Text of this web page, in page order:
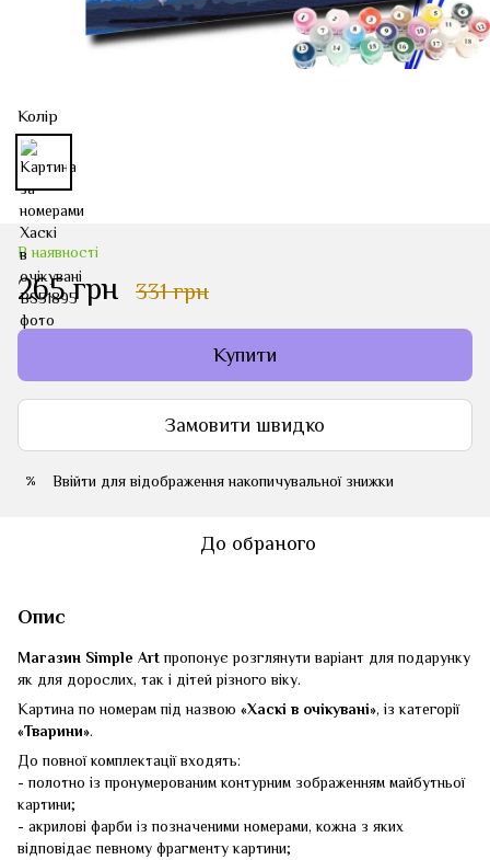
Колір
В наявності
265 грн 331 грн
Купити
Замовити швидко
% Ввійти для відображення накопичувальної знижки
До обраного
Опис
Магазин Simple Artпропонує розглянути варіант для подарунку
як для дорослих, так і дітей різного віку.
Картина по номерам під назвою «Хаскі в очікувані», із категорії
«Тварини».
До повної комплектації входять:
- полотно із пронумерованим контурним зображенням майбутньої
картини;
- акрилові фарби із позначеними номерами, кожна з яких
відповідає певному фрагменту картини;